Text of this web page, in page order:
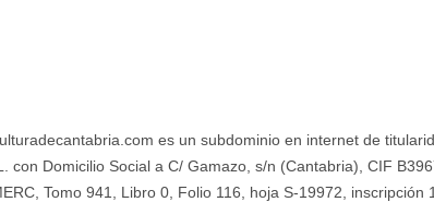
es un subdominio en internet de
con Domicilio Social a C/ Gamazo, s/n (Cantabria), CIF
Tomo 941, Libro 0, Folio 116, hoja S-19972, inscripción